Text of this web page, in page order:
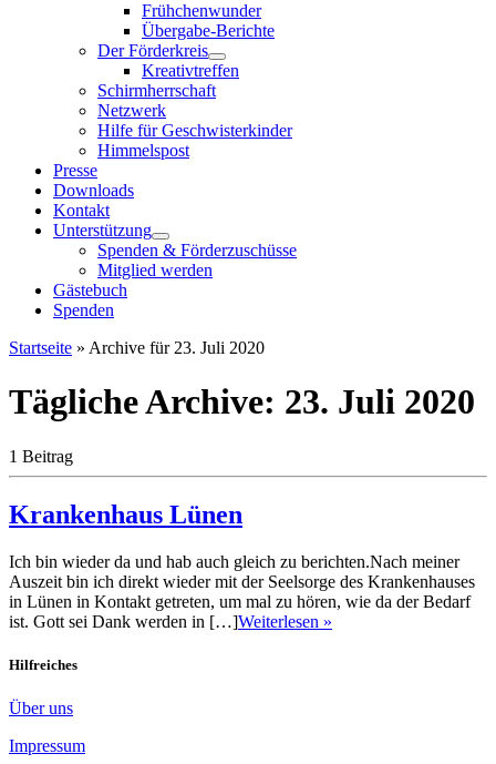
Frühchenwunder
Übergabe-Berichte
Der Förderkreis
Kreativtreffen
Schirmherrschaft
Netzwerk
Hilfe für Geschwisterkinder
Himmelspost
Presse
Downloads
Kontakt
Unterstützung
Spenden & Förderzuschüsse
Mitglied werden
Gästebuch
Spenden
Startseite » Archive für 23. Juli 2020
Tägliche Archive: 23. Juli 2020
1 Beitrag
Krankenhaus Lünen
Ich bin wieder da und hab auch gleich zu berichten.Nach meiner
Auszeit bin ich direkt wieder mit der Seelsorge des Krankenhauses
in Lünen in Kontakt getreten, um mal zu hören, wie da der Bedarf
ist. Gott sei Dank werden in […]Weiterlesen »
Hilfreiches
Über uns
Impressum